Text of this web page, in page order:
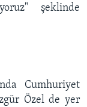
şeklinde
Cumhuriyet
Özel de yer